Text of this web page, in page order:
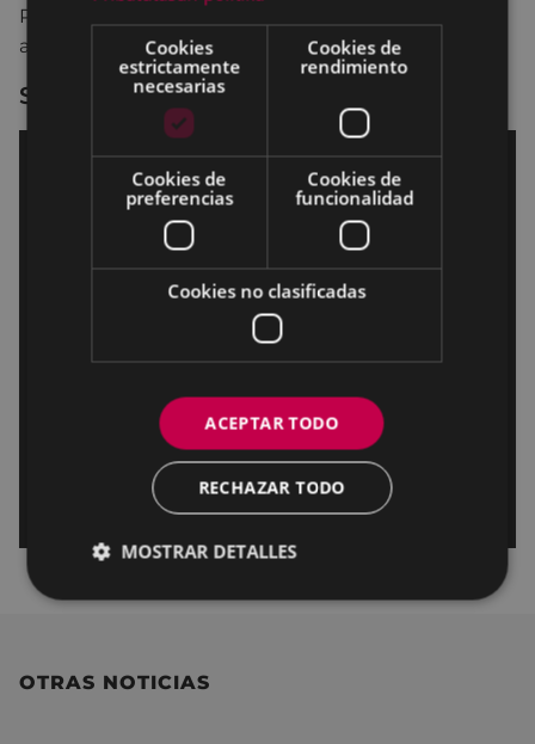
Para consultar toda la información, accede
al
documento de propuestas aprobadas
Sesión de Pleno del 28 de junio de 2021
OTRAS NOTICIAS
Cookies
estrictamente
necesarias
Cookies de
rendimiento
Cookies de
preferencias
Cookies de
funcionalidad
Cookies no clasificadas
ACEPTAR TODO
RECHAZAR TODO
MOSTRAR DETALLES